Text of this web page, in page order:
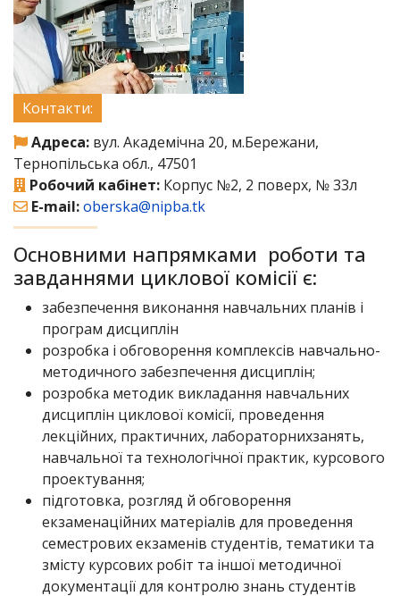
Контакти:
Адреса: вул. Академічна 20, м.Бережани,
Тернопільська обл., 47501
Робочий кабінет: Корпус №2, 2 поверх, № 33л
E-mail:oberska@nipba.tk
Основними напрямками роботи та
завданнями циклової комісії є:
забезпечення виконання навчальних планів і
програм дисциплін
розробка і обговорення комплексів навчально-
методичного забезпечення дисциплін;
розробка методик викладання навчальних
дисциплін циклової комісії, проведення
лекційних, практичних, лабораторнихзанять,
навчальної та технологічної практик, курсового
проектування;
підготовка, розгляд й обговорення
екзаменаційних матеріалів для проведення
семестрових екзаменів студентів, тематики та
змісту курсових робіт та іншої методичної
документації для контролю знань студентів